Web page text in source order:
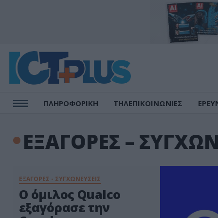
ΠΛΗΡΟΦΟΡΙΚΗ ΤΗΛΕΠΙΚΟΙΝΩΝΙΕΣ
ΕΞΑΓΟΡΕΣ –
ΕΞΑΓΟΡΕΣ - ΣΥΓΧΩΝΕΥΣΕΙΣ
Ο όμιλος Qualco
εξαγόρασε την